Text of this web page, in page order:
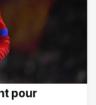
pour